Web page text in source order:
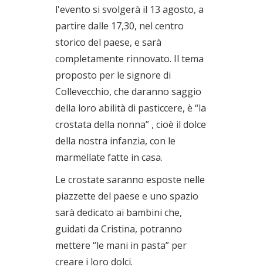
l'evento si svolgerà il 13 agosto, a
partire dalle 17,30, nel centro
storico del paese, e sarà
completamente rinnovato. Il tema
proposto per le signore di
Collevecchio, che daranno saggio
della loro abilità di pasticcere, è “la
crostata della nonna” , cioè il dolce
della nostra infanzia, con le
marmellate fatte in casa.
Le crostate saranno esposte nelle
piazzette del paese e uno spazio
sarà dedicato ai bambini che,
guidati da Cristina, potranno
mettere “le mani in pasta” per
creare i loro dolci.